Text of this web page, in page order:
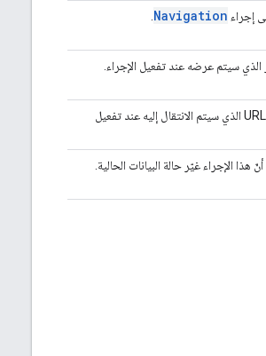
إجراء Navigation
سيتم عرضه عند تفعيل الإجراء.
تضبط هذه السمة عنوان URL الذي سيتم الانتقال إليه عند تفعيل
الإجراء غيّر حالة البيانات الحالية.